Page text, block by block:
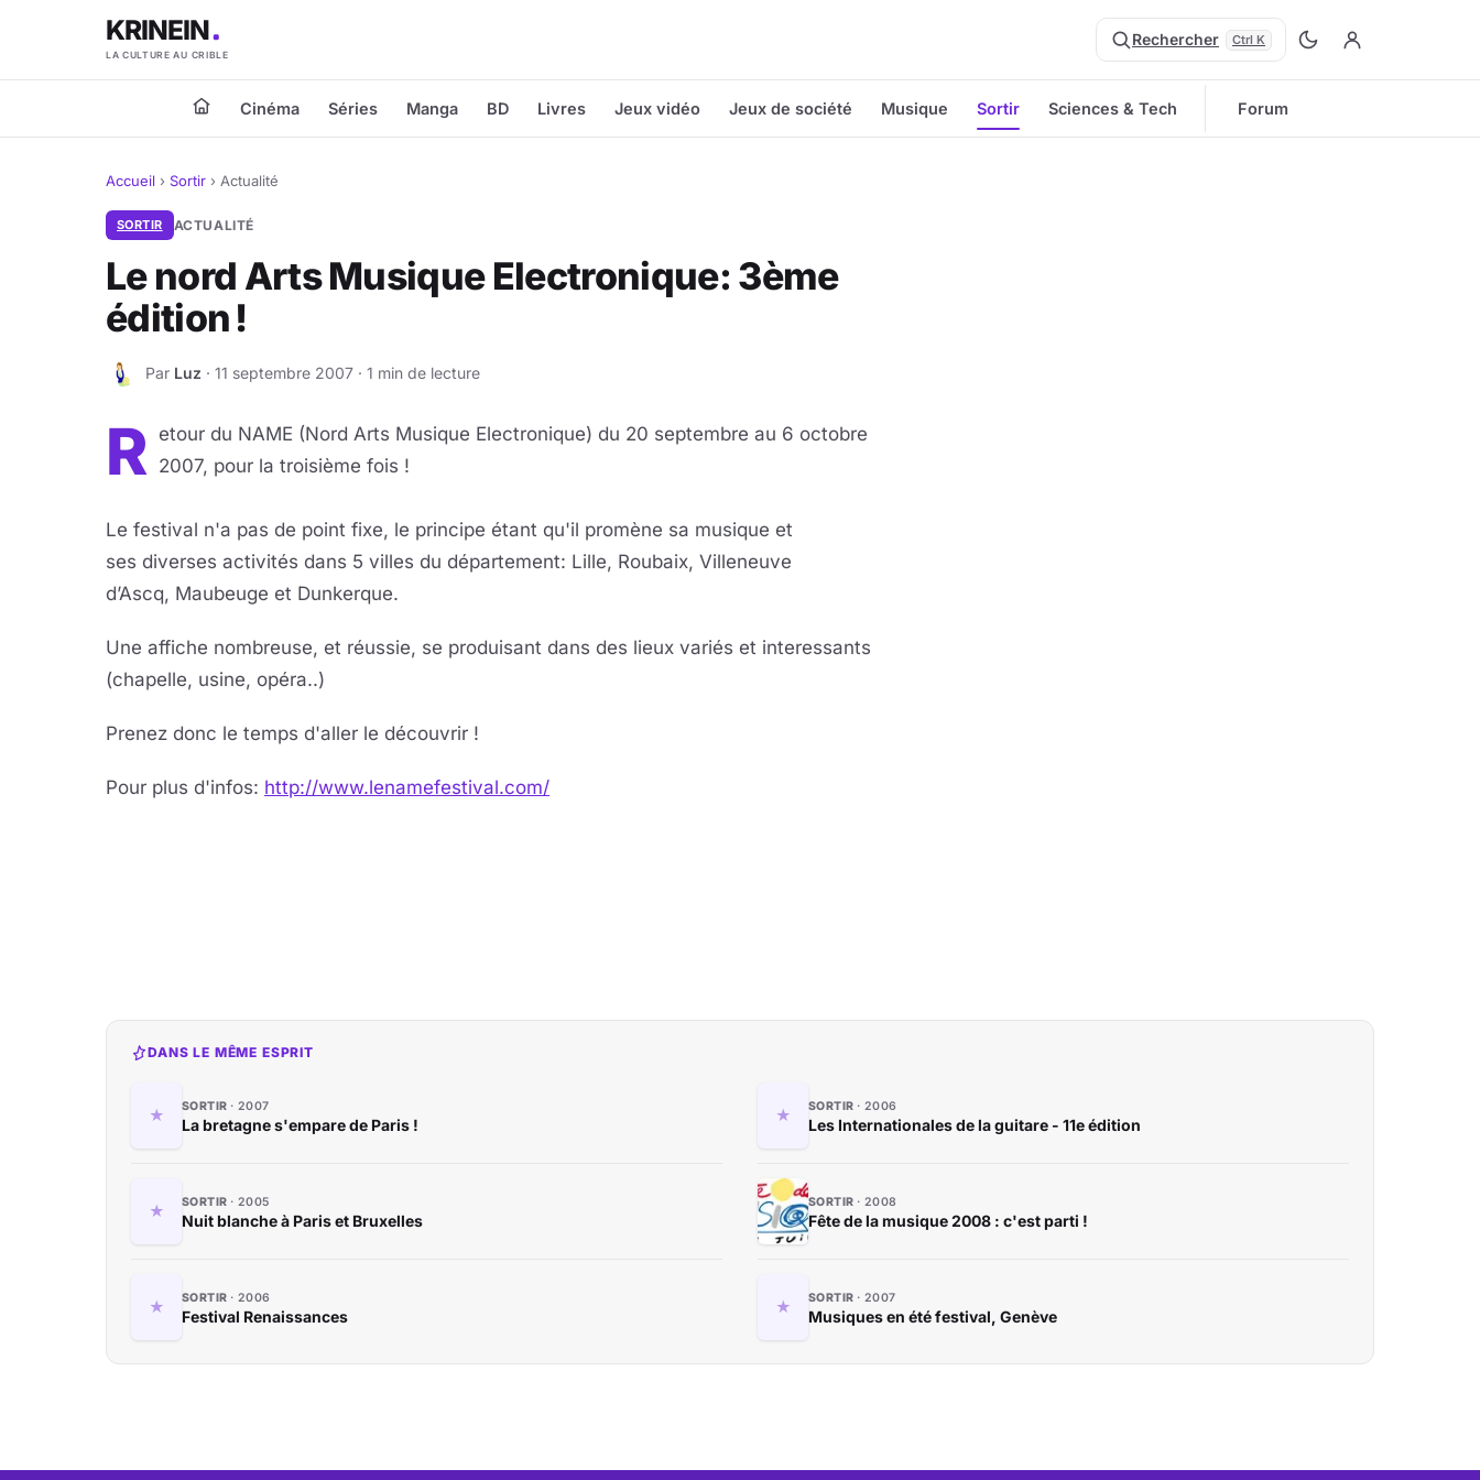
KRINEIN
LA CULTURE AU CRIBLE
Rechercher Ctrl K
Cinéma Séries Manga BD Livres Jeux vidéo Jeux de société Musique Sortir Sciences & Tech Forum
Accueil › Sortir › Actualité
SORTIR ACTUALITÉ
Le nord Arts Musique Electronique: 3ème
édition !
L Par Luz · 11 septembre 2007 · 1 min de lecture
R etour du NAME (Nord Arts Musique Electronique) du 20 septembre au 6 octobre
2007, pour la troisième fois !
Le festival n'a pas de point fixe, le principe étant qu'il promène sa musique et
ses diverses activités dans 5 villes du département: Lille, Roubaix, Villeneuve
d’Ascq, Maubeuge et Dunkerque.
Une affiche nombreuse, et réussie, se produisant dans des lieux variés et interessants
(chapelle, usine, opéra..)
Prenez donc le temps d'aller le découvrir !
Pour plus d'infos: http://www.lenamefestival.com/
DANS LE MÊME ESPRIT
SORTIR 2007
La bretagne s'empare de Paris !
SORTIR 2006
Les Internationales de la guitare - 11e édition
SORTIR 2005
Nuit blanche à Paris et Bruxelles
SORTIR 2008
Fête de la musique 2008 : c'est parti !
SORTIR 2006
Festival Renaissances
SORTIR 2007
Musiques en été festival, Genève